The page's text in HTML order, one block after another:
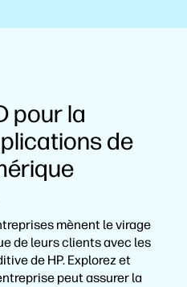
pour la
de
mènent le virage
de leurs clients avec les
de HP. Explorez et
peut assurer la